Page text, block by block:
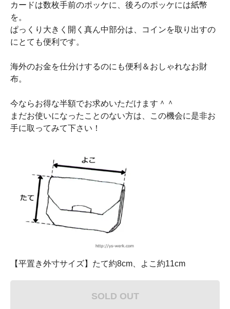
カードは数枚手前のポッケに、後ろのポッケには紙幣
を。
ぱっくり大きく開く真ん中部分は、コインを取り出すの
にとても便利です。
海外のお金を仕分けするのにも便利＆おしゃれなお財
布。
今ならお得な半額でお求めいただけます＾＾
まだお使いになったことのない方は、この機会に是非お
手に取ってみて下さい！
【平置き外寸サイズ】たて約8cm、よこ約11cm
SOLD OUT